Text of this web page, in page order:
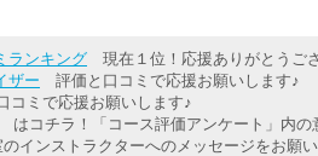
ランキング 現在１位！応援ありがとうご
ザー 評価と口コミで応援お願いします♪
コミで応援お願いします♪
はコチラ！「コース評価アンケート」内の
インストラクターへのメッセージをお願